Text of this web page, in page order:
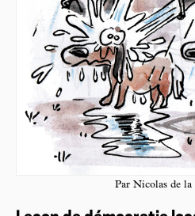
Par Nicolas de la